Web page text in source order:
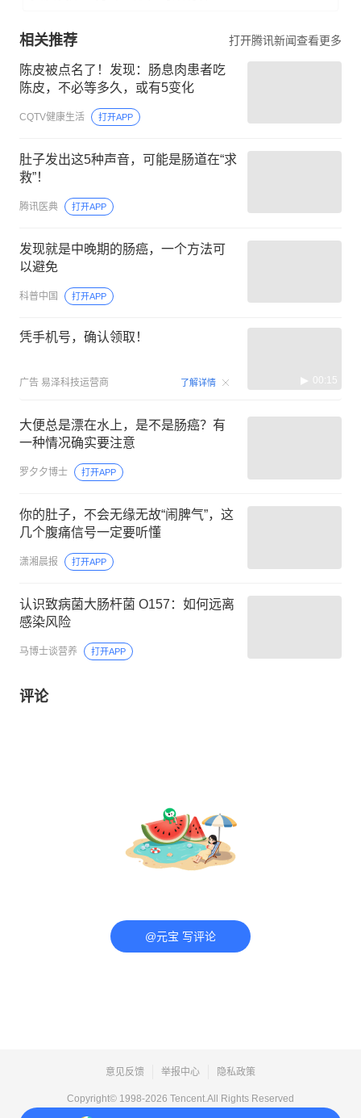
相关推荐 打开腾讯新闻查看更多
陈皮被点名了！发现：肠息肉患者吃
陈皮，不必等多久，或有5变化
CQTV健康生活 打开APP
肚子发出这5种声音，可能是肠道在“求
救”！
腾讯医典 打开APP
发现就是中晚期的肠癌，一个方法可
以避免
科普中国 打开APP
凭手机号，确认领取！
广告 易泽科技运营商 了解详情 00:15
大便总是漂在水上，是不是肠癌？有
一种情况确实要注意
罗夕夕博士 打开APP
你的肚子，不会无缘无故“闹脾气”，这
几个腹痛信号一定要听懂
潇湘晨报 打开APP
认识致病菌大肠杆菌 O157：如何远离
感染风险
马博士谈营养 打开APP
评论
@元宝 写评论
意见反馈 举报中心 隐私政策
Copyright© 1998-2026 Tencent.All Rights Reserved